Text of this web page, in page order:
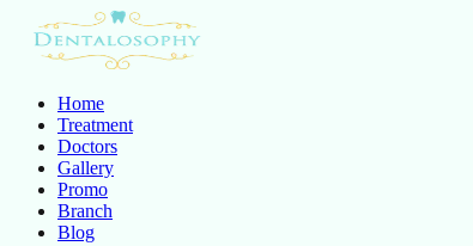
Home
Treatment
Doctors
Gallery
Promo
Branch
Blog